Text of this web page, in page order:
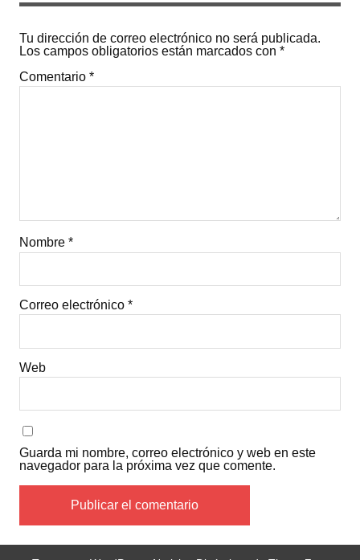
Tu dirección de correo electrónico no será publicada.
Los campos obligatorios están marcados con *
Comentario *
Nombre *
Correo electrónico *
Web
Guarda mi nombre, correo electrónico y web en este
navegador para la próxima vez que comente.